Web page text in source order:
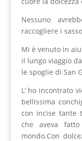
Nessuno
raccogliere i
Mi è venuto in
il lungo viaggio
le spoglie di San
L’ ho incontrato
bellissima
con incise tante
che aveva
mondo.Con